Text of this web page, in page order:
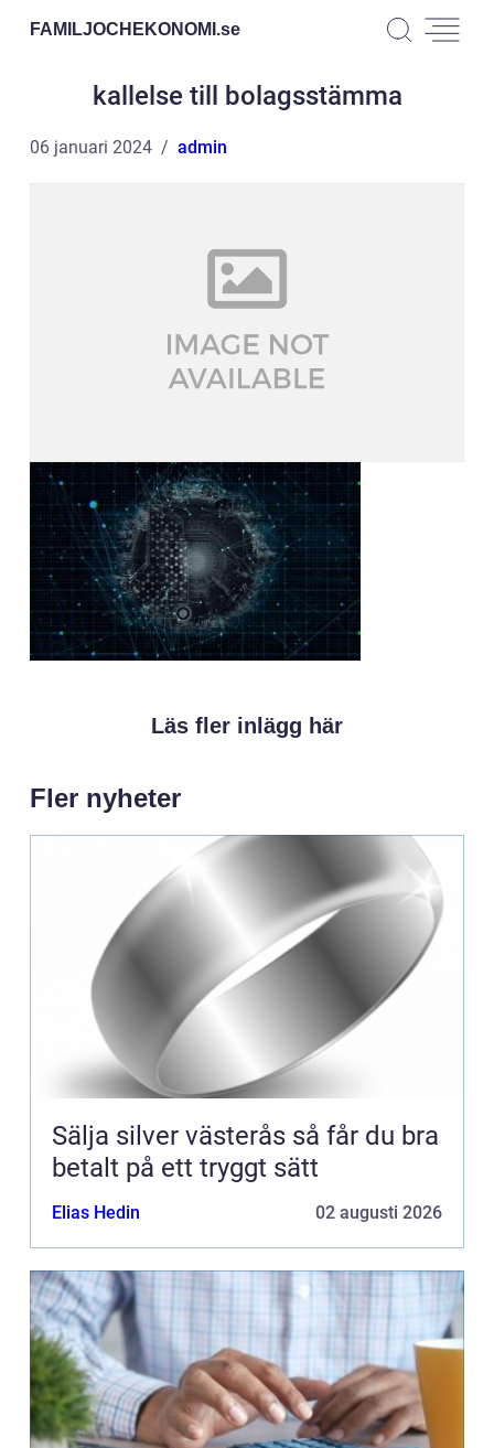
FAMILJOCHEKONOMI.se
kallelse till bolagsstämma
06 januari 2024 admin
Läs fler inlägg här
Fler nyheter
Sälja silver västerås så får du bra
betalt på ett tryggt sätt
Elias Hedin 02 augusti 2026